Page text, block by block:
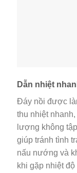
Dẫn nhiệt
Đáy nồi được
thu nhiệt
lượng không
giúp tránh tình
nấu nướng và
khi gặp nhiệt độ